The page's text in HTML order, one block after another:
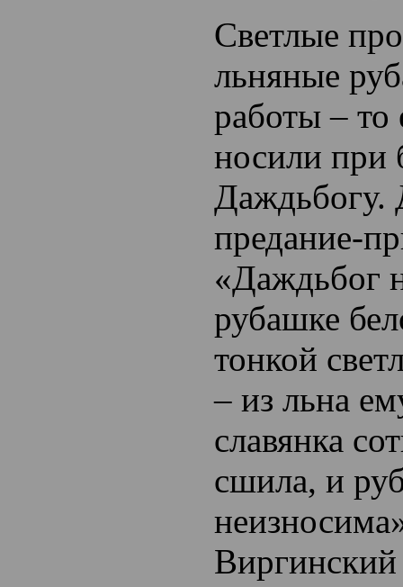
Светлые
льняные
работы – то
носили при
Даждьбогу.
предание-
«Даждьбог
рубашке
тонкой
– из льна
славянка
сшила, и